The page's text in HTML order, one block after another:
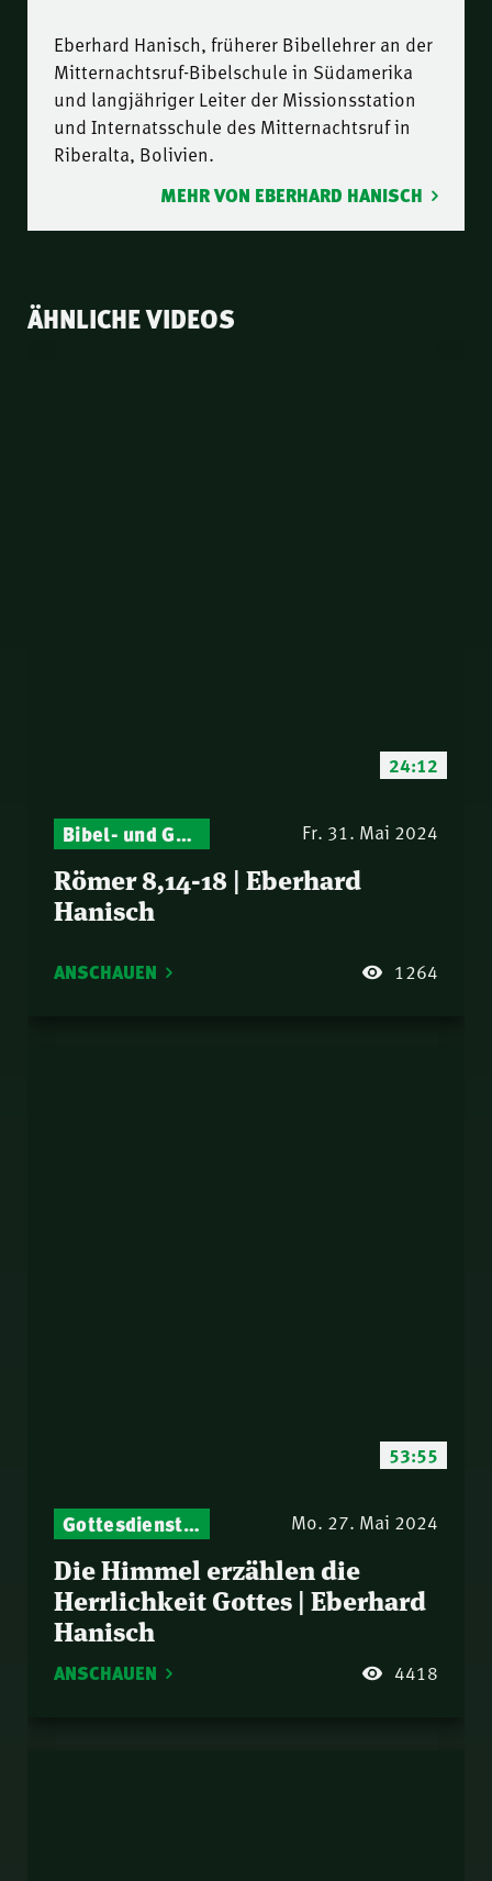
Eberhard Hanisch, früherer Bibellehrer an der
Mitternachtsruf-Bibelschule in Südamerika
und langjähriger Leiter der Missionsstation
und Internatsschule des Mitternachtsruf in
Riberalta, Bolivien.
MEHR VON EBERHARD HANISCH
ÄHNLICHE VIDEOS
24:12
Bibel- und Gebetsstunde – Jeden Donnerstag neu: Vers-für-Vers-Auslegungen Fr. 31. Mai 2024
Römer 8,14-18 | Eberhard
Hanisch
ANSCHAUEN 1264
53:55
Gottesdienst-Botschaften – Jeden Sonntag neu: Aktuelle Predigten vom Mitternachtsruf Mo. 27. Mai 2024
Die Himmel erzählen die
Herrlichkeit Gottes | Eberhard
Hanisch
ANSCHAUEN 4418